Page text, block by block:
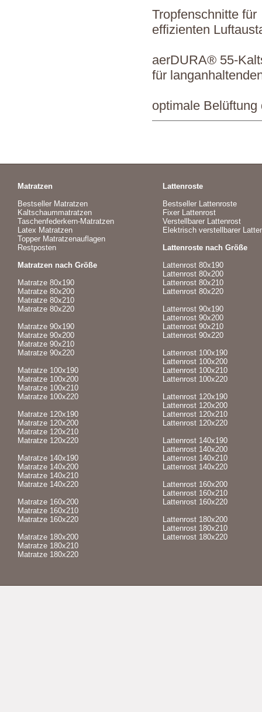
Tropfenschnitte für
effizienten
aerDURA® 55-
für
optimale
Matratzen
Bestseller Matratzen
Kaltschaummatratzen
Taschenfederkern-Matratzen
Latex Matratzen
Topper Matratzenauflagen
Restposten
Matratzen nach Größe
Matratze 80x190
Matratze 80x200
Matratze 80x210
Matratze 80x220
Matratze 90x190
Matratze 90x200
Matratze 90x210
Matratze 90x220
Matratze 100x190
Matratze 100x200
Matratze 100x210
Matratze 100x220
Matratze 120x190
Matratze 120x200
Matratze 120x210
Matratze 120x220
Matratze 140x190
Matratze 140x200
Matratze 140x210
Matratze 140x220
Matratze 160x200
Matratze 160x210
Matratze 160x220
Matratze 180x200
Matratze 180x210
Matratze 180x220
Lattenroste
Bestseller Lattenroste
Fixer Lattenrost
Verstellbarer Lattenrost
Elektrisch verstellbarer
Lattenroste nach Größe
Lattenrost 80x190
Lattenrost 80x200
Lattenrost 80x210
Lattenrost 80x220
Lattenrost 90x190
Lattenrost 90x200
Lattenrost 90x210
Lattenrost 90x220
Lattenrost 100x190
Lattenrost 100x200
Lattenrost 100x210
Lattenrost 100x220
Lattenrost 120x190
Lattenrost 120x200
Lattenrost 120x210
Lattenrost 120x220
Lattenrost 140x190
Lattenrost 140x200
Lattenrost 140x210
Lattenrost 140x220
Lattenrost 160x200
Lattenrost 160x210
Lattenrost 160x220
Lattenrost 180x200
Lattenrost 180x210
Lattenrost 180x220